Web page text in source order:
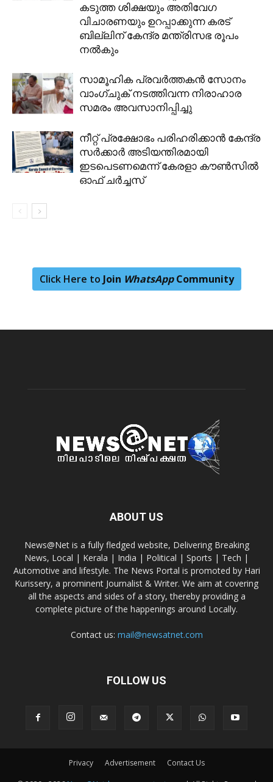
കടുത്ത ശിക്ഷയും അതിവേഗ
വിചാരണയും ഉറപ്പാക്കുന്ന കരട്
ബില്ലിന് കേന്ദ്ര മന്ത്രിസഭ രൂപം
നല്‍കും
സാമൂഹിക പ്രവർത്തകൻ സോനം
വാംഗ്ചുക് നടത്തിവന്ന നിരാഹാര
സമരം അവസാനിപ്പിച്ചു
നീറ്റ് പ്രക്ഷോഭം പരിഹരിക്കാൻ കേന്ദ്ര
സർക്കാർ അടിയന്തിരമായി
ഇടപെടണമെന്ന് കേരളാ കൗൺസിൽ
ഓഫ് ചർച്ചസ്
Click Here to Join WhatsAppCommunity
ABOUT US
News@Net is a fully fledged website, Delivering Breaking
News, Local | Kerala | India | Political | Sports | Tech |
Automotive and lifestyle. The News Portal is promoted by Hari
Kurissery, a prominent Journalist & Writer. We aim at covering
all the aspects and sides of a story, thereby providing a
complete picture of the happenings around Locally.
Contact us: mail@newsatnet.com
FOLLOW US
Privacy Advertisement Contact Us